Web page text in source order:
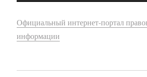
Официальный интернет-портал
информации